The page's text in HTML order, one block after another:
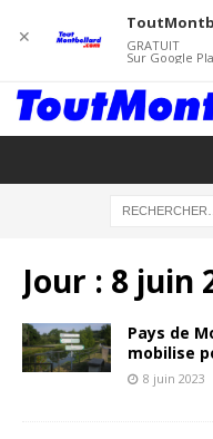
Jour : 8 juin
Pays de
mobilise
8 juin 2023
✕ GRATUIT
Sur Google